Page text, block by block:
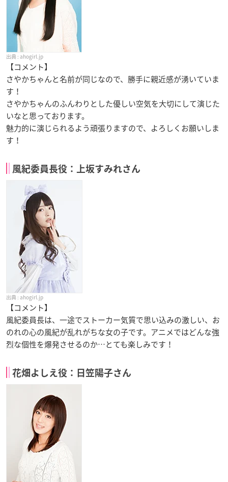
ahogirl.jp
【コメント】
さやかちゃんと名前が同じなので、勝手に親近感が湧いていま
す！
さやかちゃんのふんわりとした優しい空気を大切にして演じた
いなと思っております。
魅力的に演じられるよう頑張りますので、よろしくお願いしま
す！
風紀委員長役：上坂すみれさん
ahogirl.jp
【コメント】
風紀委員長は、一途でストーカー気質で思い込みの激しい、お
のれの心の風紀が乱れがちな女の子です。アニメではどんな強
烈な個性を爆発させるのか…とても楽しみです！
花畑よしえ役：日笠陽子さん